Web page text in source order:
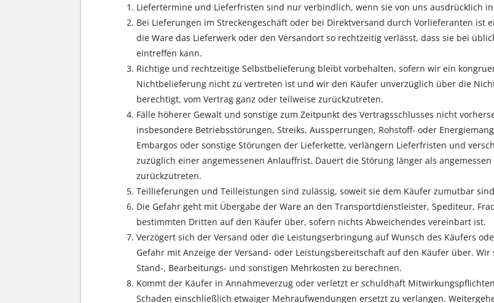
Liefertermine und Lieferfristen sind nur verbindlich, wenn sie von uns ausdrücklich
Bei Lieferungen im Streckengeschäft oder bei Direktversand durch Vorlieferanten
die Ware das Lieferwerk oder den Versandort so rechtzeitig verlässt, dass sie bei
eintreffen kann.
Richtige und rechtzeitige Selbstbelieferung bleibt vorbehalten, sofern wir ein
Nichtbelieferung nicht zu vertreten ist und wir den Käufer unverzüglich über die
berechtigt, vom Vertrag ganz oder teilweise zurückzutreten.
Fälle höherer Gewalt und sonstige zum Zeitpunkt des Vertragsschlusses nicht
insbesondere Betriebsstörungen, Streiks, Aussperrungen, Rohstoff- oder
Embargos oder sonstige Störungen der Lieferkette, verlängern Lieferfristen und
zuzüglich einer angemessenen Anlauffrist. Dauert die Störung länger als
zurückzutreten.
Teillieferungen und Teilleistungen sind zulässig, soweit sie dem Käufer zumutbar
Die Gefahr geht mit Übergabe der Ware an den Transportdienstleister, Spediteur,
bestimmten Dritten auf den Käufer über, sofern nichts Abweichendes vereinbart ist.
Verzögert sich der Versand oder die Leistungserbringung auf Wunsch des Käufers
Gefahr mit Anzeige der Versand- oder Leistungsbereitschaft auf den Käufer über.
Stand-, Bearbeitungs- und sonstigen Mehrkosten zu berechnen.
Kommt der Käufer in Annahmeverzug oder verletzt er schuldhaft
Schaden einschließlich etwaiger Mehraufwendungen ersetzt zu verlangen.